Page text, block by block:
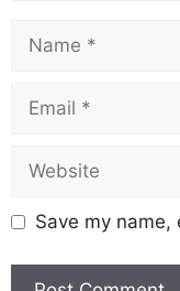
Save my